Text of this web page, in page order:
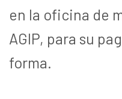
en la oficina de
AGIP, para su
forma.